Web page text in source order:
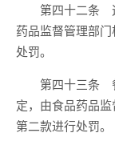
第四十二条 违
药品监督管理部
处罚。
第四十三条 餐
定，由食品药品
第二款进行处罚。